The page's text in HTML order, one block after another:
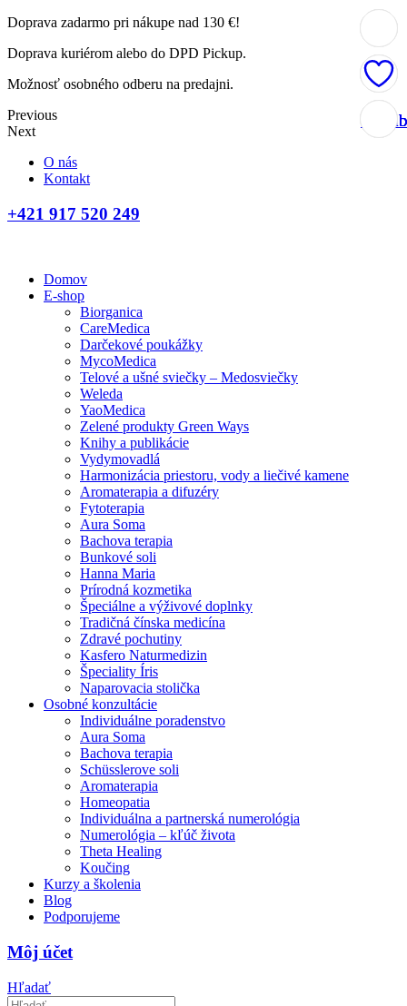
Doprava zadarmo pri nákupe nad 130 €!
Doprava kuriérom alebo do DPD Pickup.
Možnosť osobného odberu na predajni.
Previous
Next
O nás
Kontakt
+421 917 520 249
Domov
E-shop
Biorganica
CareMedica
Darčekové poukážky
MycoMedica
Telové a ušné sviečky – Medosviečky
Weleda
YaoMedica
Zelené produkty Green Ways
Knihy a publikácie
Vydymovadlá
Harmonizácia priestoru, vody a liečivé kamene
Aromaterapia a difuzéry
Fytoterapia
Aura Soma
Bachova terapia
Bunkové soli
Hanna Maria
Prírodná kozmetika
Špeciálne a výživové doplnky
Tradičná čínska medicína
Zdravé pochutiny
Kasfero Naturmedizin
Špeciality Íris
Naparovacia stolička
Osobné konzultácie
Individuálne poradenstvo
Aura Soma
Bachova terapia
Schüsslerove soli
Aromaterapia
Homeopatia
Individuálna a partnerská numerológia
Numerológia – kľúč života
Theta Healing
Koučing
Kurzy a školenia
Blog
Podporujeme
Môj účet
Hľadať